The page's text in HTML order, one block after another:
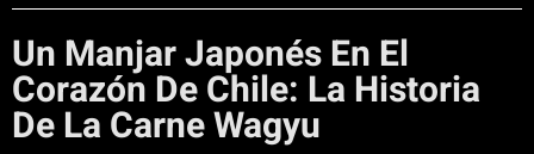
Un Manjar Japonés En El
Corazón De Chile: La Historia
De La Carne Wagyu